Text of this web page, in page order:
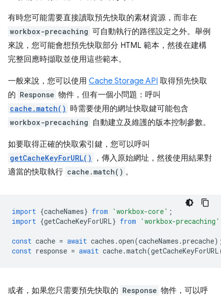
有時您可能需要直接讀取預先快取的素材資源，而非在
workbox-precaching 可自動執行的路徑設定之外。舉例
來說，您可能會想預先快取部分 HTML 範本，然後在建構
完整回應時擷取並使用這些範本。
一般來說，您可以使用 Cache Storage API 取得預先快取
的 Response 物件，但有一個小問題：呼叫
cache.match() 時需要使用的網址快取鍵可能包含
workbox-precaching 自動建立及維護的版本控制參數。
如要取得正確的快取索引鍵，您可以呼叫
getCacheKeyForURL()
，傳入原始網址，然後使用結果對
適當的快取執行 cache.match() 。
import {cacheNames} from 'workbox-core' ;
import {getCacheKeyForURL} from 'workbox-precaching'
const cache = await caches .open(cacheNames .precache
const response = await cache.match(getCacheKeyForURL
或者，如果您只需要預先快取的 Response 物件，可以呼